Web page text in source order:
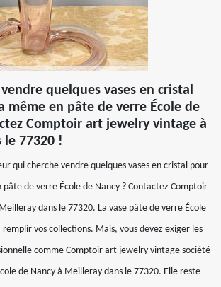
quelques vases en cristal
même en pâte de verre École de
Comptoir art jewelry vintage à
le 77320 !
qui cherche vendre quelques vases en cristal pour
de verre École de Nancy ? Contactez Comptoir
dans le 77320. La vase pâte de verre École
remplir vos collections. Mais, vous devez exiger les
comme Comptoir art jewelry vintage société
de Nancy à Meilleray dans le 77320. Elle reste